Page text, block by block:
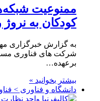
ممنوعیت
کودکان به
به گزارش خبرگزاری
شرکت های فناوری
برعهده…
بیشتر بخوانید »
دانشگاه و فناوری >